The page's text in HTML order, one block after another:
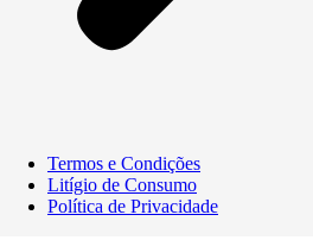
Termos e Condições
Litígio de Consumo
Política de Privacidade